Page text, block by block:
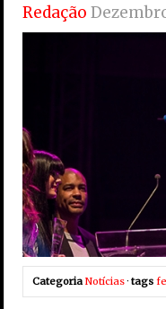
Redação
Categoria Notícias· tags